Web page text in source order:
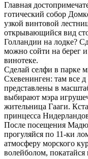
Главная
готический собор
узкой винтовой
открывающийся вид
Голландии на лодке?
можно сойти на берег
винотеке.
Сделай селфи в парке
Схевенинген: там все
представлены в
выбирают мэра
жительница Гааги.
принцесса
После посещения
прогуляйся по 11-ки
атмосферу морского
волейболом, покатайся